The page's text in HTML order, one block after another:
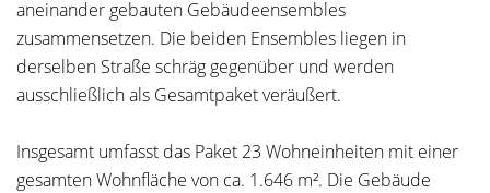
aneinander gebauten Gebäudeensembles
zusammensetzen. Die beiden Ensembles liegen in
derselben Straße schräg gegenüber und werden
ausschließlich als Gesamtpaket veräußert.
Insgesamt umfasst das Paket 23 Wohneinheiten mit einer
gesamten Wohnfläche von ca. 1.646 m². Die Gebäude